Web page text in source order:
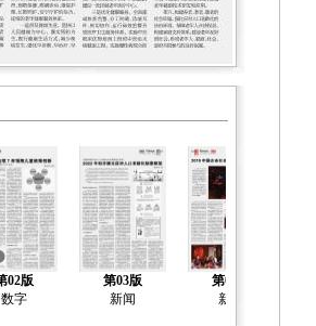
02版
数字
第03版
新闻
第04版
新闻